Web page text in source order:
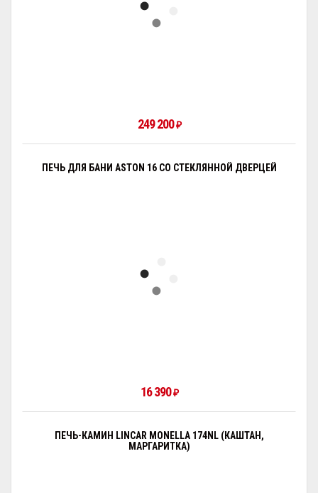
249 200₽
ПЕЧЬ ДЛЯ БАНИ ASTON 16 СО СТЕКЛЯННОЙ ДВЕРЦЕЙ
16 390₽
ПЕЧЬ-КАМИН LINCAR MONELLA 174NL (КАШТАН,
МАРГАРИТКА)